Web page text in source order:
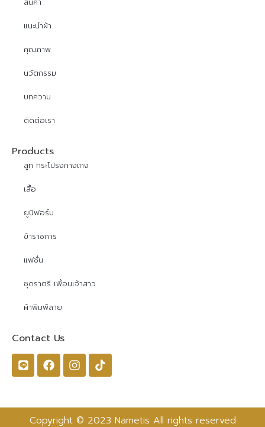
แนะนำผ้า
คุณภาพ
นวัตกรรม
บทความ
ติดต่อเรา
Products
สูท กระโปรงกางเกง
เสื้อ
ยูนิฟอร์ม
ข้าราชการ
แฟชั่น
ชุดราตรี เพื่อนเจ้าสาว
ผ้าพิมพ์ลาย
Contact Us
Copyright © 2023 Nametis All rights reserved